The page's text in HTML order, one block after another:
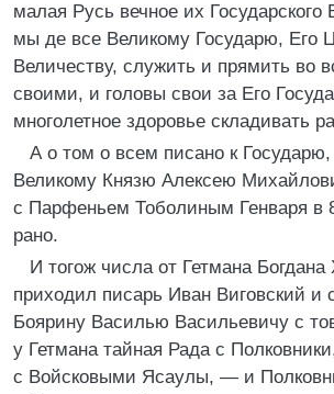
малая Русь вечное их Государского
мы де все Великому Государю, Его
Величеству, служить и прямить во
своими, и головы свои за Его
многолетное здоровье складивать
А о том о всем писано к
Великому Князю Алексею
с Парфеньем Тоболиным Генваря в
рано.
И тогож числа от Гетмана Богдана
приходил писарь Иван Виговский и
Боярину Василью Васильевичу с
у Гетмана тайная Рада с
с Войсковыми Ясаулы, — и